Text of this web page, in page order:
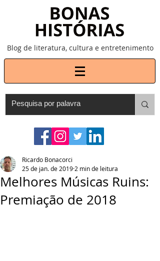
Blog de literatura, cultura e entretenimento
Melhores Músicas Ruins:
Premiação de 2018
Ricardo Bonacorci
25 de jan. de 2019 2 min de leitura